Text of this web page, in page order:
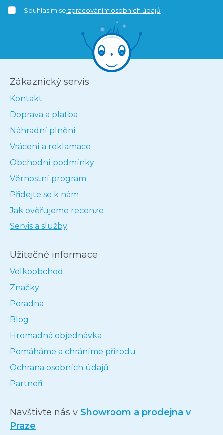
Souhlasím se zpracováním osobních údajů
Zákaznický servis
Kontakt
Doprava a platba
Náhradní plnění
Vrácení a reklamace
Obchodní podmínky
Věrnostní program
Přidejte se k nám
Jak ověřujeme recenze
Servis a služby
Užitečné informace
Velkoobchod
Značky
Poradna
Blog
Hromadná objednávka
Pomáháme a chráníme přírodu
Ochrana osobních údajů
Partneři
Navštivte nás v Showroom a prodejna v
Praze